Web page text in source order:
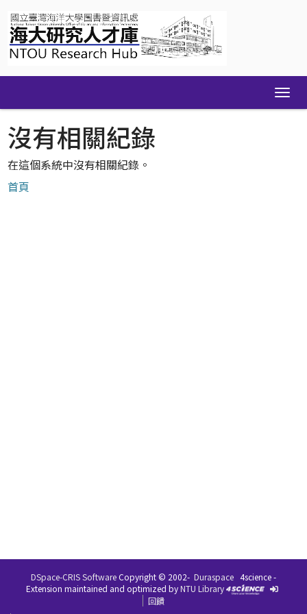
navigation
沒有相關紀錄
在這個系統中沒有相關紀錄。
首頁
DSpace-CRIS SoftwareCopyright © 2002- Duraspace 4science -
Extension maintained and optimized byNTU Library
回饋